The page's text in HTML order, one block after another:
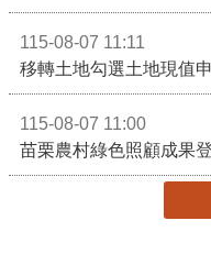
115-08-07 11:11
115-08-07 11:00